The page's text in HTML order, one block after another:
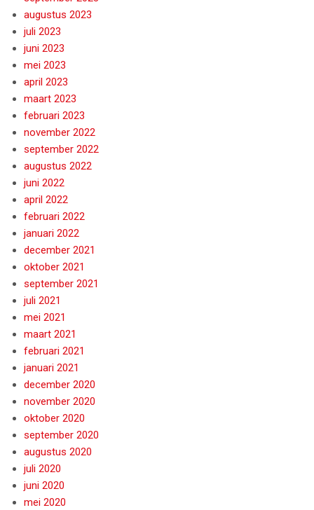
augustus 2023
juli 2023
juni 2023
mei 2023
april 2023
maart 2023
februari 2023
november 2022
september 2022
augustus 2022
juni 2022
april 2022
februari 2022
januari 2022
december 2021
oktober 2021
september 2021
juli 2021
mei 2021
maart 2021
februari 2021
januari 2021
december 2020
november 2020
oktober 2020
september 2020
augustus 2020
juli 2020
juni 2020
mei 2020